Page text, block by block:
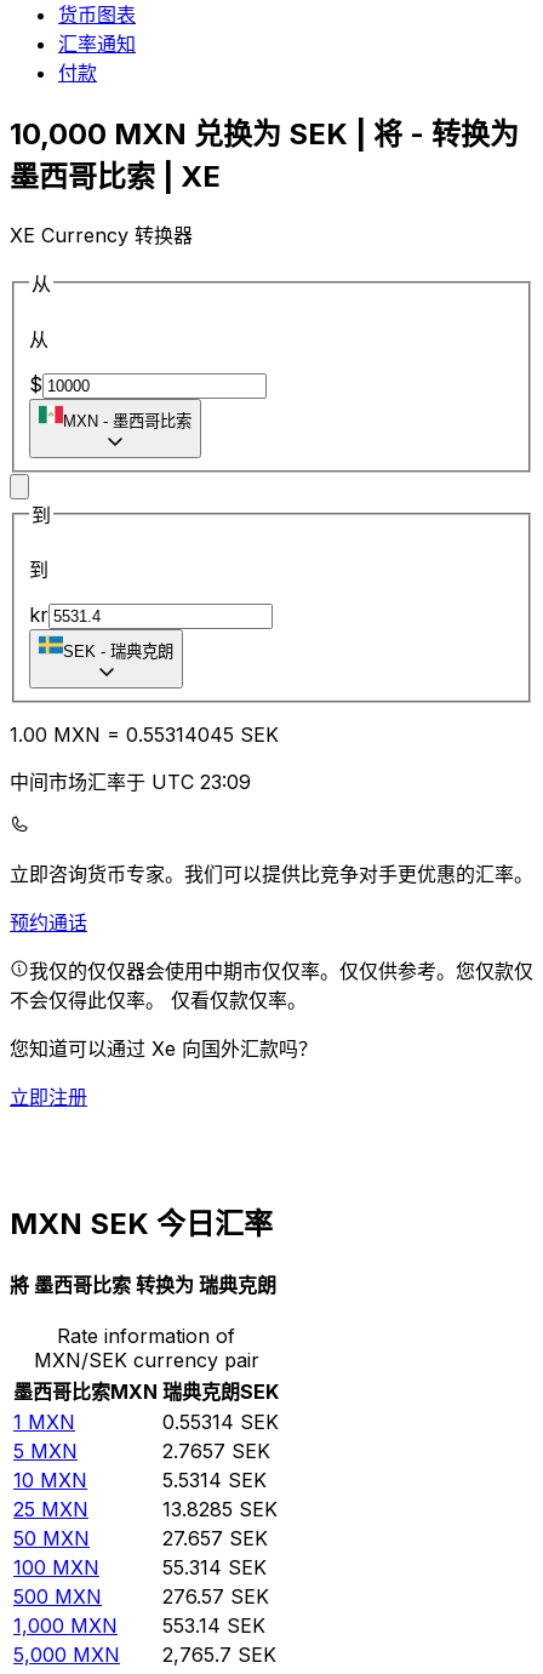
货币图表
汇率通知
付款
10,000 MXN 兑换为 SEK | 将 - 转换为
墨西哥比索 | XE
XE Currency 转换器
从
从
$
MXN - 墨西哥比索
到
到
kr
SEK - 瑞典克朗
1.00 MXN = 0.55314045 SEK
中间市场汇率于 UTC 23:09
立即咨询货币专家。 我们可以提供比竞争对手更优惠的汇率。
预约通话
我仅的仅仅器会使用中期市仅仅率。仅仅供参考。您仅款仅
不会仅得此仅率。 仅看仅款仅率。
您知道可以通过 Xe 向国外汇款吗？
立即注册
MXN SEK 今日汇率
將 墨西哥比索 转换为 瑞典克朗
Rate information of
MXN/SEK currency pair
墨西哥比索MXN 瑞典克朗SEK
1 MXN 0.55314 SEK
5 MXN 2.7657 SEK
10 MXN 5.5314 SEK
25 MXN 13.8285 SEK
50 MXN 27.657 SEK
100 MXN 55.314 SEK
500 MXN 276.57 SEK
1,000 MXN 553.14 SEK
5,000 MXN 2,765.7 SEK